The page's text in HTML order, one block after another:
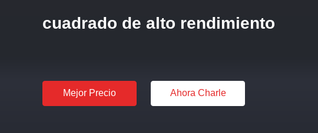
cuadrado de alto rendimiento
Mejor Precio Ahora Charle